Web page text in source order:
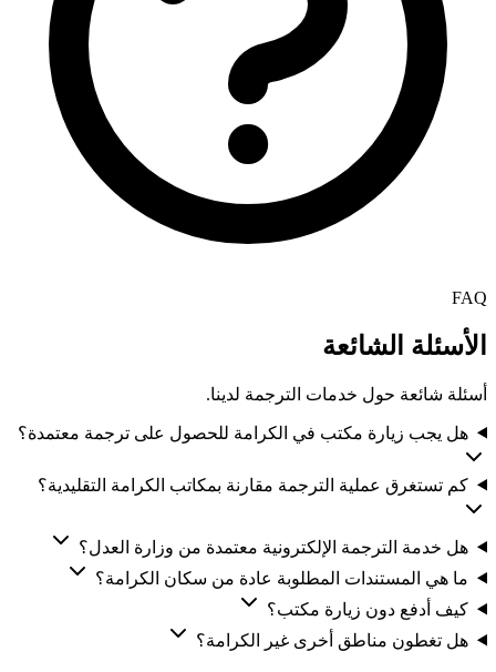
FAQ
الأسئلة الشائعة
أسئلة شائعة حول خدمات الترجمة لدينا.
هل يجب زيارة مكتب في الكرامة للحصول على ترجمة معتمدة؟
كم تستغرق عملية الترجمة مقارنة بمكاتب الكرامة التقليدية؟
هل خدمة الترجمة الإلكترونية معتمدة من وزارة العدل؟
ما هي المستندات المطلوبة عادة من سكان الكرامة؟
كيف أدفع دون زيارة مكتب؟
هل تغطون مناطق أخرى غير الكرامة؟